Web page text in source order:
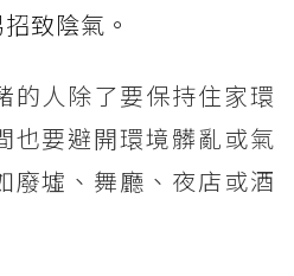
致陰氣。
的人除了要保持住家環
也要避開環境髒亂或氣
廢墟、舞廳、夜店或酒